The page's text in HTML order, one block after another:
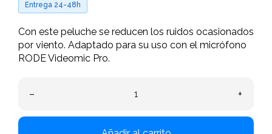
Entrega 24-48h
Con este peluche se reducen los ruidos ocasionados
por viento. Adaptado para su uso con el micrófono
RODE Videomic Pro.
– +